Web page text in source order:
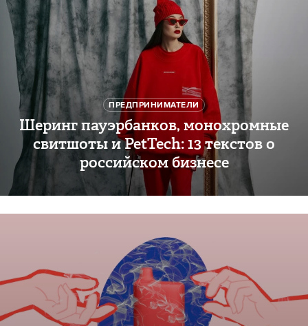
ПРЕДПРИНИМАТЕЛИ
Шеринг пауэрбанков, монохромные
свитшоты и PetTech: 13 текстов о
российском бизнесе